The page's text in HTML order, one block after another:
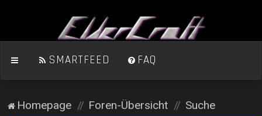
SMARTFEED FAQ
Homepage Foren-Übersicht Suche